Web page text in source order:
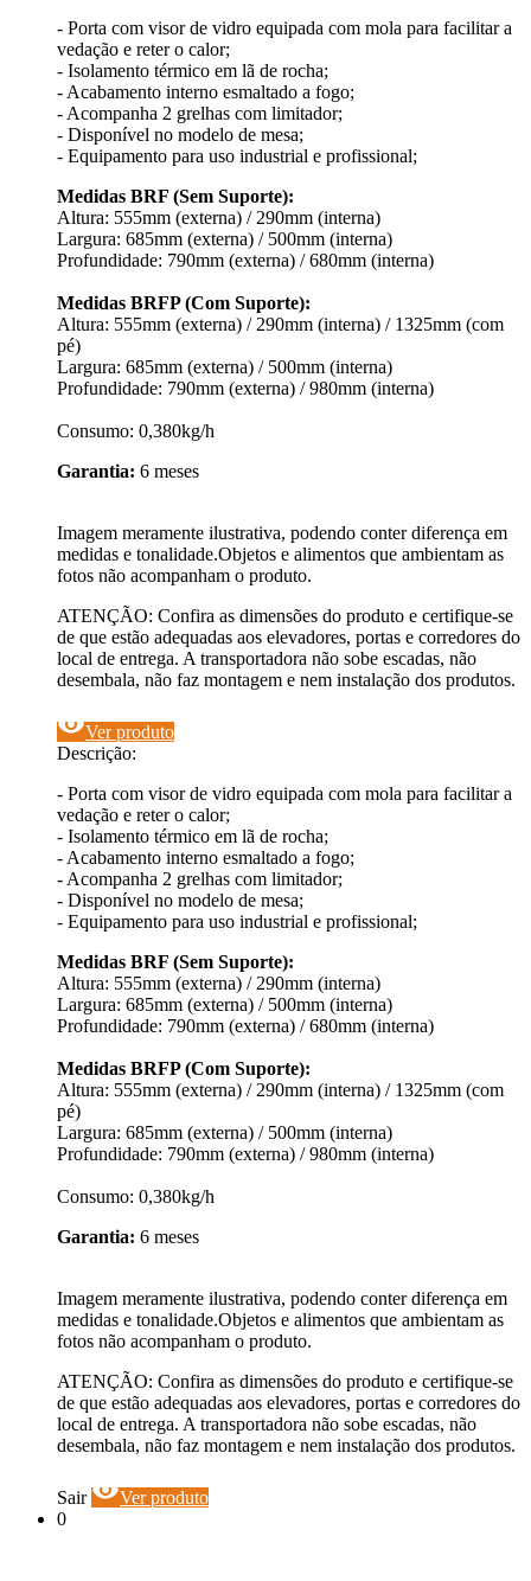
- Porta com visor de vidro equipada com mola para facilitar a
vedação e reter o calor;
- Isolamento térmico em lã de rocha;
- Acabamento interno esmaltado a fogo;
- Acompanha 2 grelhas com limitador;
- Disponível no modelo de mesa;
- Equipamento para uso industrial e profissional;
Medidas BRF (Sem Suporte):
Altura: 555mm (externa) / 290mm (interna)
Largura: 685mm (externa) / 500mm (interna)
Profundidade: 790mm (externa) / 680mm (interna)
Medidas BRFP (Com Suporte):
Altura: 555mm (externa) / 290mm (interna) / 1325mm (com
pé)
Largura: 685mm (externa) / 500mm (interna)
Profundidade: 790mm (externa) / 980mm (interna)
Consumo: 0,380kg/h
Garantia: 6 meses
Imagem meramente ilustrativa, podendo conter diferença em
medidas e tonalidade.Objetos e alimentos que ambientam as
fotos não acompanham o produto.
ATENÇÃO: Confira as dimensões do produto e certifique-se
de que estão adequadas aos elevadores, portas e corredores do
local de entrega. A transportadora não sobe escadas, não
desembala, não faz montagem e nem instalação dos produtos.
visibilityVer produto
Descrição:
- Porta com visor de vidro equipada com mola para facilitar a
vedação e reter o calor;
- Isolamento térmico em lã de rocha;
- Acabamento interno esmaltado a fogo;
- Acompanha 2 grelhas com limitador;
- Disponível no modelo de mesa;
- Equipamento para uso industrial e profissional;
Medidas BRF (Sem Suporte):
Altura: 555mm (externa) / 290mm (interna)
Largura: 685mm (externa) / 500mm (interna)
Profundidade: 790mm (externa) / 680mm (interna)
Medidas BRFP (Com Suporte):
Altura: 555mm (externa) / 290mm (interna) / 1325mm (com
pé)
Largura: 685mm (externa) / 500mm (interna)
Profundidade: 790mm (externa) / 980mm (interna)
Consumo: 0,380kg/h
Garantia: 6 meses
Imagem meramente ilustrativa, podendo conter diferença em
medidas e tonalidade.Objetos e alimentos que ambientam as
fotos não acompanham o produto.
ATENÇÃO: Confira as dimensões do produto e certifique-se
de que estão adequadas aos elevadores, portas e corredores do
local de entrega. A transportadora não sobe escadas, não
desembala, não faz montagem e nem instalação dos produtos.
Sair visibilityVer produto
0